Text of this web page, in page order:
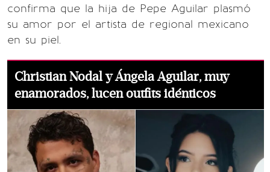
confirma que la hija de Pepe Aguilar plasmó
su amor por el artista de regional mexicano
en su piel.
Christian Nodal y Ángela Aguilar, muy
enamorados, lucen outfits idénticos